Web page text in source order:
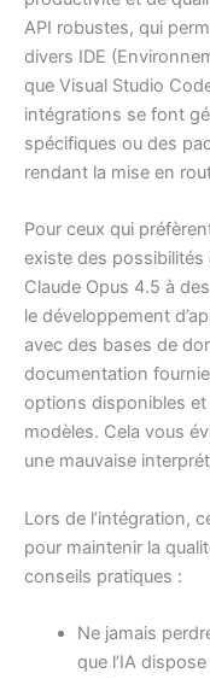
API robustes, qui
divers IDE
que Visual Studio
intégrations se font
spécifiques ou des
rendant la mise en
Pour ceux qui
existe des possibilités
Claude Opus 4.5 à
le développement
avec des bases de
documentation
options disponibles
modèles. Cela vous
une mauvaise
Lors de l’intégration,
pour maintenir la
conseils pratiques :
Ne jamais
que l’IA